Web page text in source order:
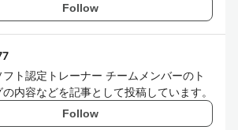
Follow
フト認定トレーナー チームメンバーのト
内容などを記事として投稿しています。
Follow